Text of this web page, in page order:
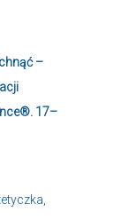
–
17–